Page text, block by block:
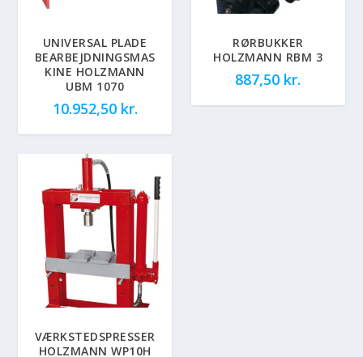
UNIVERSAL PLADE
BEARBEJDNINGSMAS
KINE HOLZMANN
UBM 1070
10.952,50 kr.
RØRBUKKER
HOLZMANN RBM 3
887,50 kr.
VÆRKSTEDSPRESSER
HOLZMANN WP10H